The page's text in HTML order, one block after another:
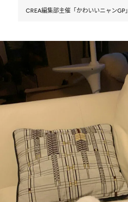
CREA編集部主催「かわいいニャンGP」